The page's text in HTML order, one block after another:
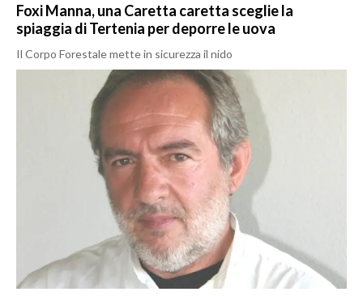
Foxi Manna, una Caretta caretta sceglie la
spiaggia di Tertenia per deporre le uova
Il Corpo Forestale mette in sicurezza il nido